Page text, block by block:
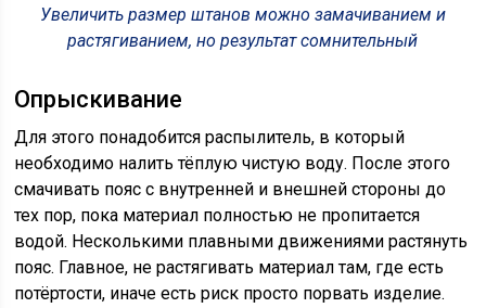
Увеличить размер штанов можно замачиванием и
растягиванием, но результат сомнительный
Опрыскивание
Для этого понадобится распылитель, в который
необходимо налить тёплую чистую воду. После этого
смачивать пояс с внутренней и внешней стороны до
тех пор, пока материал полностью не пропитается
водой. Несколькими плавными движениями растянуть
пояс. Главное, не растягивать материал там, где есть
потёртости, иначе есть риск просто порвать изделие.